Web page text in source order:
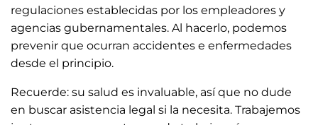
regulaciones establecidas por los empleadores y
agencias gubernamentales. Al hacerlo, podemos
prevenir que ocurran accidentes e enfermedades
desde el principio.
Recuerde: su salud es invaluable, así que no dude
en buscar asistencia legal si la necesita. Trabajemos